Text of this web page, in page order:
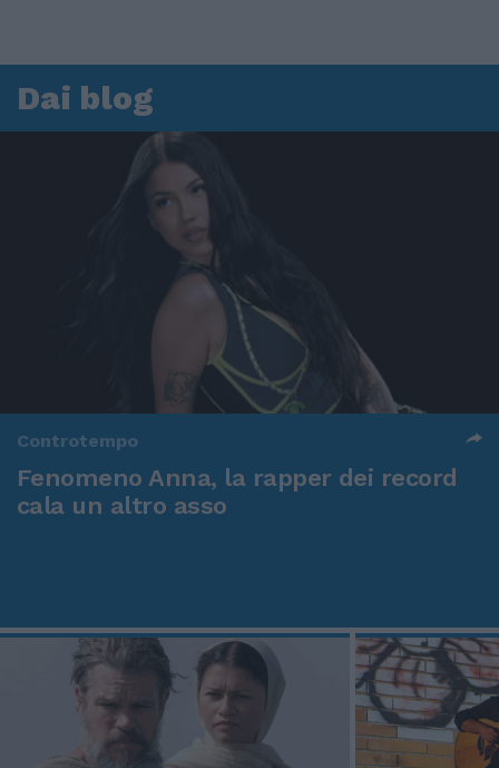
Dai blog
Controtempo
Fenomeno Anna, la rapper dei record
cala un altro asso